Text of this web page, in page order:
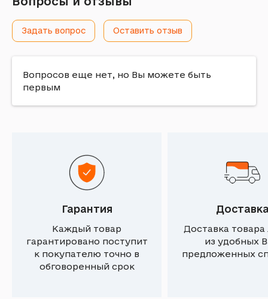
Задать вопрос Оставить отзыв
Вопросов еще нет, но Вы можете быть
первым
Гарантия
Каждый товар
гарантировано поступит
к покупателю точно в
обговоренный срок
Доставка
из удобных
предложенных